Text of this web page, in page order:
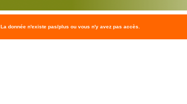
La donnée n'existe pas/plus ou vous n'y avez pas accès.